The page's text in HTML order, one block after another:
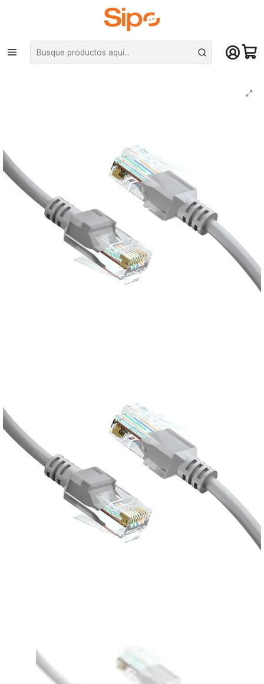
¡Compra hasta mediodía y recibe hoy! De lunes a sábado en el gran
Santiago. Envío gratis desde $29.990
Inicio Redes y conectividad Cables de Red
Cable de Red Patch Cord Cat6 5Mts CCA RJ-45 100 Ohm Gris